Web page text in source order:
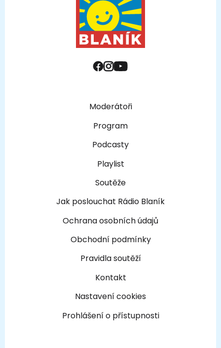
Moderátoři
Program
Podcasty
Playlist
Soutěže
Jak poslouchat Rádio Blaník
Ochrana osobních údajů
Obchodní podmínky
Pravidla soutěží
Kontakt
Nastavení cookies
Prohlášení o přístupnosti